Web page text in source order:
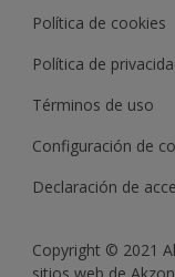
Política de cookies
Política de
Términos de uso
Configuración de
Declaración de
Copyright © 2021
sitios web de